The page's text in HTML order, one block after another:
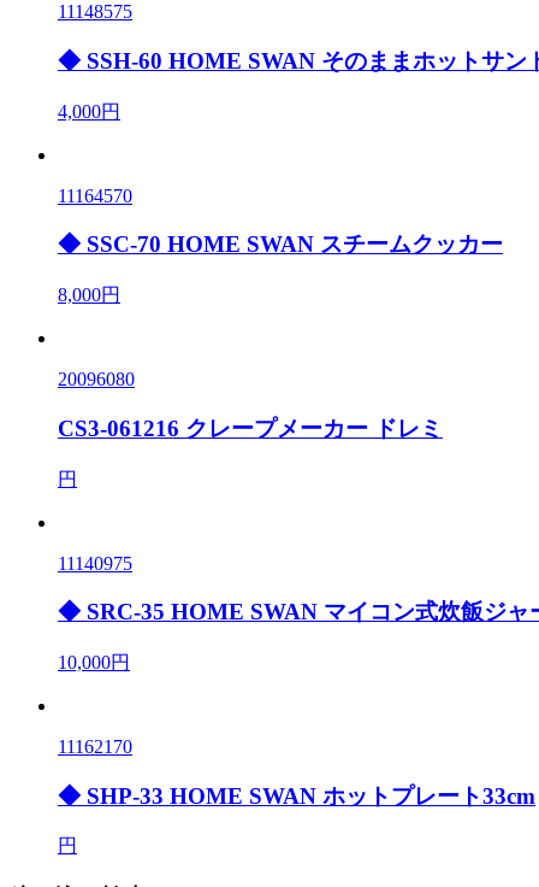
11148575
◆ SSH-60 HOME SWAN そのままホットサン
4,000円
11164570
◆ SSC-70 HOME SWAN スチームクッカー
8,000円
20096080
CS3-061216 クレープメーカー ドレミ
円
11140975
◆ SRC-35 HOME SWAN マイコン式炊飯ジャ
10,000円
11162170
◆ SHP-33 HOME SWAN ホットプレート33cm
円